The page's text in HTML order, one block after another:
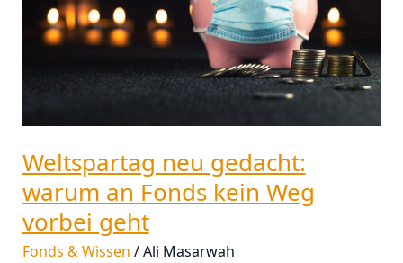
Weltspartag neu gedacht:
warum an Fonds kein Weg
vorbei geht
Fonds & Wissen /Ali Masarwah
Fonds
kein
Weg